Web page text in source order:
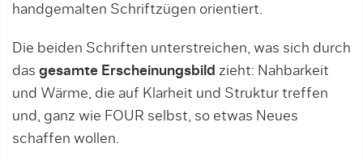
handgemalten Schriftzügen orientiert.
Die beiden Schriften unterstreichen, was sich durch
das gesamte Erscheinungsbild zieht: Nahbarkeit
und Wärme, die auf Klarheit und Struktur treffen
und, ganz wie FOUR selbst, so etwas Neues
schaffen wollen.